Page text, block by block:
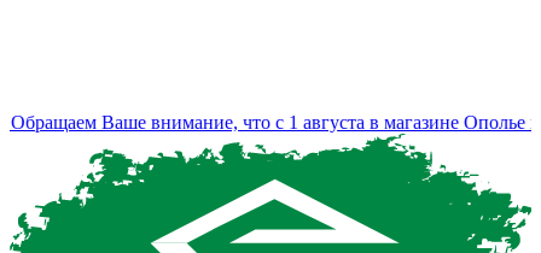
Ваше внимание, что с 1 августа в магазине Ополье